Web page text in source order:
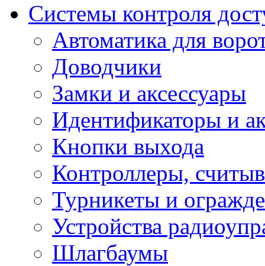
Системы контроля
Автоматика для
Доводчики
Замки и аксессуары
Идентификаторы и
Кнопки выхода
Контроллеры,
Турникеты и
Устройства
Шлагбаумы